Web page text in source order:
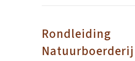
Rondleiding
Natuurboerderij